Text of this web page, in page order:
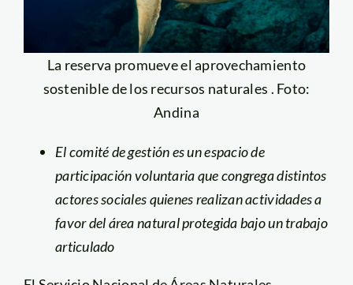
La reserva promueve el aprovechamiento
sostenible de los recursos naturales . Foto:
Andina
El comité de gestión es un espacio de
participación voluntaria que congrega distintos
actores sociales quienes realizan actividades a
favor del área natural protegida bajo un trabajo
articulado